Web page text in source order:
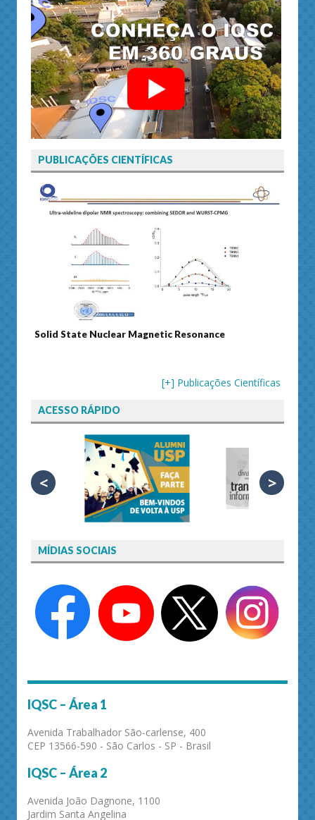
PUBLICAÇÕES CIENTÍFICAS
Resonance Journal of Separation Science
[+] Publicações Científicas
ACESSO RÁPIDO
< >
MÍDIAS SOCIAIS
IQSC – Área 1
Avenida Trabalhador São-carlense, 400
CEP 13566-590 - São Carlos - SP - Brasil
IQSC – Área 2
Avenida João Dagnone, 1100
Jardim Santa Angelina